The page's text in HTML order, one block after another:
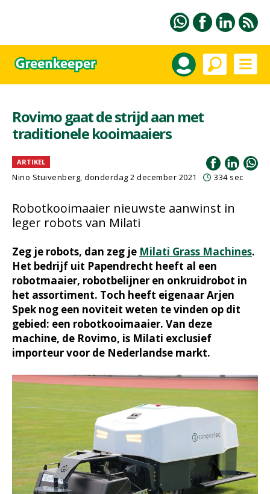
Rovimo gaat de strijd aan met
traditionele kooimaaiers
ARTIKEL
Nino Stuivenberg, donderdag 2 december 2021 334 sec
Robotkooimaaier nieuwste aanwinst in
leger robots van Milati
Zeg je robots, dan zeg je Milati Grass Machines.
Het bedrijf uit Papendrecht heeft al een
robotmaaier, robotbelijner en onkruidrobot in
het assortiment. Toch heeft eigenaar Arjen
Spek nog een noviteit weten te vinden op dit
gebied: een robotkooimaaier. Van deze
machine, de Rovimo, is Milati exclusief
importeur voor de Nederlandse markt.